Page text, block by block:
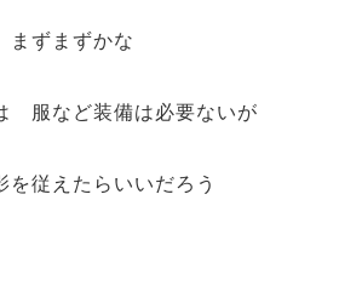
ずまずかな
服など装備は必要ないが
を従えたらいいだろう